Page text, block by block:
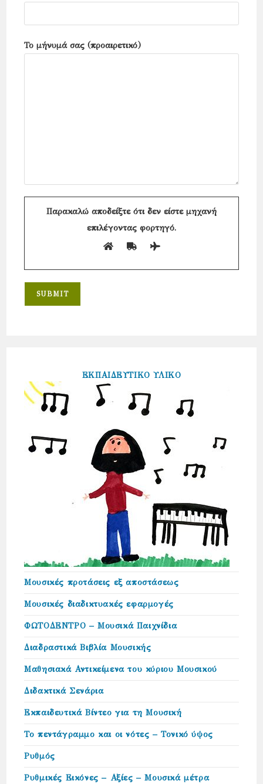
Το μήνυμά σας (προαιρετικό)
Παρακαλώ αποδείξτε ότι δεν είστε μηχανή
επιλέγοντας φορτηγό.
ΕΚΠΑΙΔΕΥΤΙΚΟ ΥΛΙΚΟ
Μουσικές προτάσεις εξ αποστάσεως
Μουσικές διαδικτυακές εφαρμογές
ΦΩΤΟΔΕΝΤΡΟ – Μουσικά Παιχνίδια
Διαδραστικά Βιβλία Μουσικής
Μαθησιακά Αντικείμενα του κύριου Μουσικού
Διδακτικά Σενάρια
Εκπαιδευτικά Βίντεο για τη Μουσική
Το πεντάγραμμο και οι νότες – Τονικό ύψος
Ρυθμός
Ρυθμικές Εικόνες – Αξίες – Μουσικά μέτρα